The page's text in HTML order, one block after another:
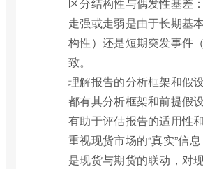
区分结构性与偶发性基差
走强或走弱是由于长期基
构性）还是短期突发事件
致。
理解报告的分析框架和假
都有其分析框架和前提假
有助于评估报告的适用性和
重视现货市场的“真实”信
是现货与期货的联动，对